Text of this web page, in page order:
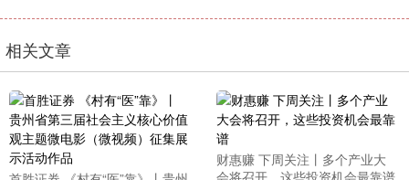
相关文章
财惠赚 下周关注丨多个产业大
会将召开，这些投资机会最靠谱